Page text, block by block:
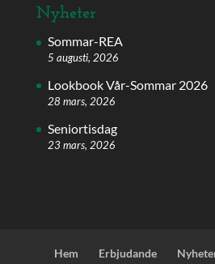
Nyheter
Sommar-REA
5 augusti, 2026
Lookbook Vår-Sommar 2026
28 mars, 2026
Seniortisdag
23 mars, 2026
Hem Erbjudande